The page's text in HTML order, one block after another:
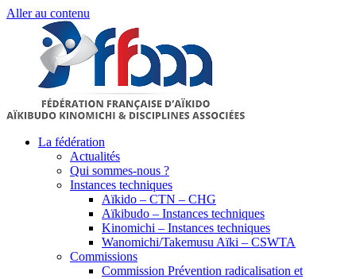
Aller au contenu
La fédération
Actualités
Qui sommes-nous ?
Instances techniques
Aïkido – CTN – CHG
Aïkibudo – Instances techniques
Kinomichi – Instances techniques
Wanomichi/Takemusu Aïki – CSWTA
Commissions
Commission Prévention radicalisation et